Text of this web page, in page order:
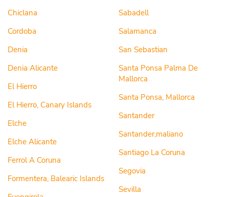
Chiclana
Cordoba
Denia
Denia Alicante
El Hierro
El Hierro, Canary Islands
Elche
Elche Alicante
Ferrol A Coruna
Formentera, Balearic Islands
Sabadell
Salamanca
San Sebastian
Santa Ponsa Palma De
Mallorca
Santa Ponsa, Mallorca
Santander
Santander,maliano
Santiago La Coruna
Segovia
Sevilla